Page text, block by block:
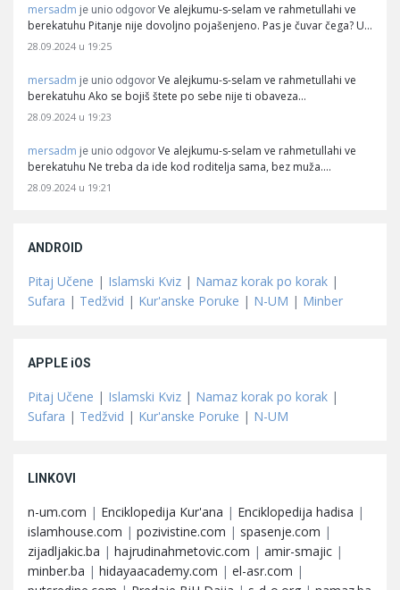
mersadm je unio odgovor Ve alejkumu-s-selam ve rahmetullahi ve
berekatuhu Pitanje nije dovoljno pojašenjeno. Pas je čuvar čega? U…
28.09.2024 u 19:25
mersadm je unio odgovor Ve alejkumu-s-selam ve rahmetullahi ve
berekatuhu Ako se bojiš štete po sebe nije ti obaveza…
28.09.2024 u 19:23
mersadm je unio odgovor Ve alejkumu-s-selam ve rahmetullahi ve
berekatuhu Ne treba da ide kod roditelja sama, bez muža.…
28.09.2024 u 19:21
ANDROID
Pitaj Učene | Islamski Kviz | Namaz korak po korak |
Sufara | Tedžvid | Kur'anske Poruke | N-UM | Minber
APPLE iOS
Pitaj Učene | Islamski Kviz | Namaz korak po korak |
Sufara | Tedžvid | Kur'anske Poruke | N-UM
LINKOVI
n-um.com | Enciklopedija Kur'ana | Enciklopedija hadisa |
islamhouse.com | pozivistine.com | spasenje.com |
zijadljakic.ba | hajrudinahmetovic.com | amir-smajic |
minber.ba | hidayaacademy.com | el-asr.com |